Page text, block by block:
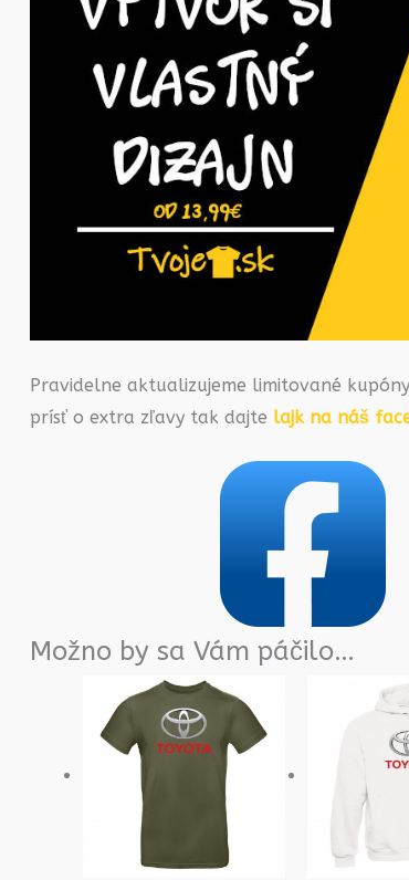
Pravidelne aktualizujeme limitované
prísť o extra zľavy tak dajte lajk na náš
Možno by sa Vám páčilo…